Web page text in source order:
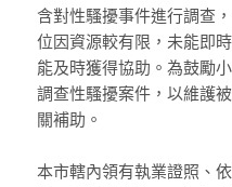
含對性騷擾事件進行調查
位因資源較有限，未能即
能及時獲得協助。為鼓勵
調查性騷擾案件，以維護
關補助。
本市轄內領有執業證照、